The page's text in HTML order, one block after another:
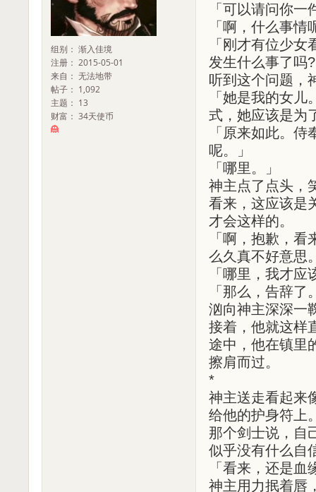
组别： 渐入佳境
注册： 2015-05-01
来自： 无法地带
帖子： 1,092
主题： 13
财富： 34天使币
「可以请问你一
「啊，什么事情
「刚才有位少
发生什么事了吗
听到这个问题，
「她是我的女
式，她应该是为
「原来如此。
呢。」
「哪里。」
神主点了点头，
看来，这应该是
才会这样的。
「啊，抱歉，
么久真不好意思
「哪里，我才
「那么，告辞了
汹向神主深深一
接着，他就这样
途中，他在镇里
擦肩而过。
*
神主送走看起来
给他的护身符上
那个剑士说，自
似乎没有什么自
「看来，还是血
神主用力抿着唇